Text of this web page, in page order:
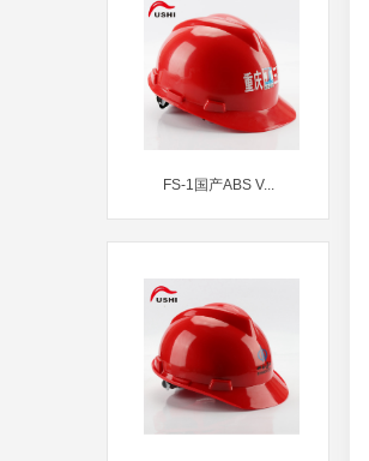
FS-1国产ABS V...
MORE